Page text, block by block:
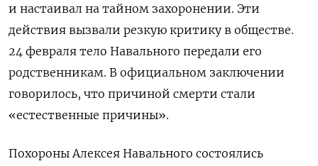
и настаивал на тайном захоронении. Эти
действия вызвали резкую критику в обществе.
24 февраля тело Навального передали его
родственникам. В официальном заключении
говорилось, что причиной смерти стали
«естественные причины».
Похороны Алексея Навального состоялись